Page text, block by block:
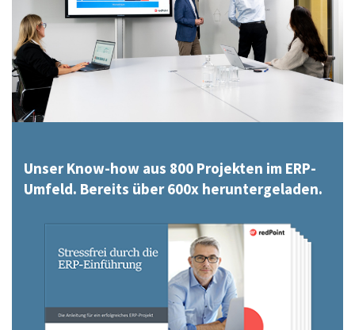
Unser Know-how aus 800 Projekten im ERP-
Umfeld. Bereits über 600x heruntergeladen.